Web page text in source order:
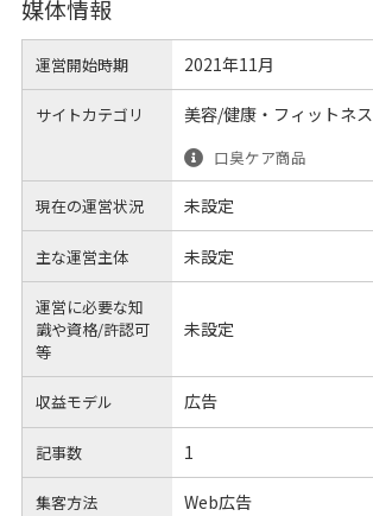
媒体情報
運営開始時期 2021年11月
サイトカテゴリ 美容/健康・フィットネス
口臭ケア商品
現在の運営状況 未設定
主な運営主体 未設定
運営に必要な知
識や資格/許認可
等
未設定
収益モデル 広告
記事数 1
集客方法 Web広告